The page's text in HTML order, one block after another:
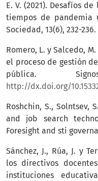
E. V. (2021). Desafíos
tiempos de pandemia
Sociedad, 13(6), 232-236.
Romero, L. y Salcedo,
el proceso de gestión
pública.
http://dx.doi.org/
Roshchin, S., Solntsev,
and job search
Foresight and sti
Sánchez, J., Rúa, J. y
los directivos
instituciones